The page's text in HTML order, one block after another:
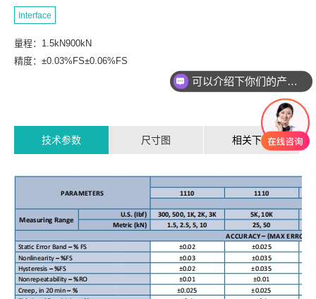
Interface
量程：1.5kN900kN
精度：±0.03%FS±0.06%FS
技术参数 尺寸图 相关下载
可以介绍下你们的产品么